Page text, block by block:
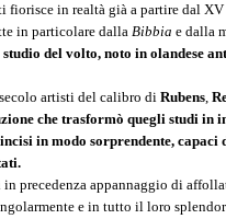
fiorisce in realtà già a partire dal
in particolare dalla Bibbia e dalla
del volto, noto in olandese
artisti del calibro di Rubens,
che trasformò quegli studi
in modo sorprendente,
precedenza appannaggio di
e in tutto il loro